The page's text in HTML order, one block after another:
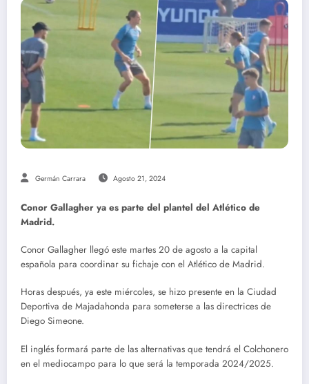
Germán Carrara Agosto 21, 2024
Conor Gallagher ya es parte del plantel del Atlético de
Madrid.
Conor Gallagher llegó este martes 20 de agosto a la capital
española para coordinar su fichaje con el Atlético de Madrid.
Horas después, ya este miércoles, se hizo presente en la Ciudad
Deportiva de Majadahonda para someterse a las directrices de
Diego Simeone.
El inglés formará parte de las alternativas que tendrá el Colchonero
en el mediocampo para lo que será la temporada 2024/2025.